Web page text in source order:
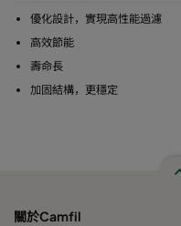
優化設計，實現高性能過濾
高效節能
壽命長
加固結構，更穩定
關於Camfil